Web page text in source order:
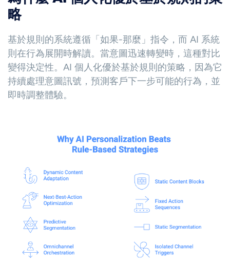
略
基於規則的系統遵循「如果-那麼」指令，而 AI 系統
則在行為展開時解讀。當意圖迅速轉變時，這種對比
變得決定性。AI 個人化優於基於規則的策略，因為它
持續處理意圖訊號，預測客戶下一步可能的行為，並
即時調整體驗。